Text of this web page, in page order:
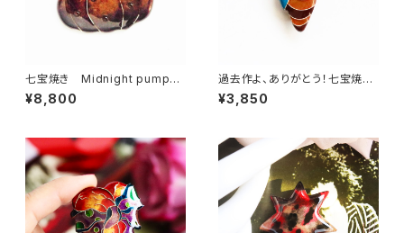
七宝焼き Midnight pumpki
n（ブローチ/帯留め）
¥8,800
過去作よ、ありがとう！七宝焼き
ブローチ chrysalis
¥3,850